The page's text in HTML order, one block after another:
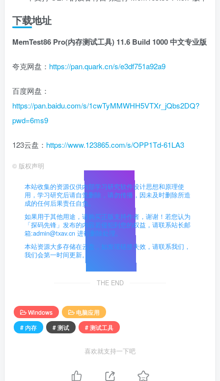
下载地址
MemTest86 Pro(内存测试工具) 11.6 Build 1000 中文专业版
夸克网盘： https://pan.quark.cn/s/e3df751a92a9
百度网盘：
https://pan.baidu.com/s/1cwTyMMWHH5VTXr_jQbs2DQ?
pwd=6ms9
123云盘： https://www.123865.com/s/OPP1Td-61LA3
© 版权声明
本站收集的资源仅供内部学习研究软件设计思想和原理使
用，学习研究后请自觉删除，请勿传播，因未及时删除所造
成的任何后果责任自负。
如果用于其他用途，请购买正版支持作者，谢谢！若您认为
「探码先锋」发布的内容若侵犯到您的权益，请联系站长邮
箱:admin@txav.cn 进行删除处理。
本站资源大多存储在云盘，如发现链接失效，请联系我们，
我们会第一时间更新。
THE END
Windows
电脑应用
# 内存
# 测试 # 测试工具
喜欢就支持一下吧